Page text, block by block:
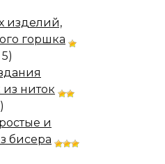
изделий,
горшка
ниток
и
бисера